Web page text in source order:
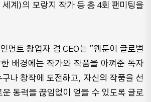
세계⟩의 모랑지 작가 등 총 4회 팬미팅을
먼트 창업자 겸 CEO는 "웹툰이 글로벌
배경에는 작가와 작품을 아껴준 독자
나 창작에 도전하고, 자신의 작품을 선
동력을 끊임없이 얻을 수 있도록 글로